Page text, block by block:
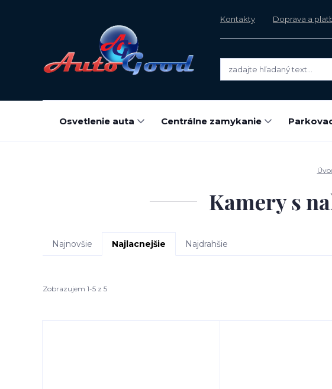
Kontakty Doprava a
Osvetlenie auta Centrálne zamykanie
Kamery s
Najnovšie Najlacnejšie Najdrahšie
Zobrazujem 1-5 z 5